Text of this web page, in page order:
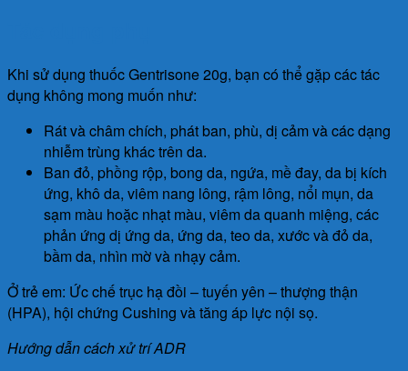
Khi sử dụng thuốc Gentrisone 20g, bạn có thể gặp các tác
dụng không mong muốn như:
Rát và châm chích, phát ban, phù, dị cảm và các dạng
nhiễm trùng khác trên da.
Ban đỏ, phồng rộp, bong da, ngứa, mề đay, da bị kích
ứng, khô da, viêm nang lông, rậm lông, nổi mụn, da
sạm màu hoặc nhạt màu, viêm da quanh miệng, các
phản ứng dị ứng da, ứng da, teo da, xước và đỏ da,
bầm da, nhìn mờ và nhạy cảm.
Ở trẻ em: Ức chế trục hạ đồi – tuyến yên – thượng thận
(HPA), hội chứng Cushing và tăng áp lực nội sọ.
Hướng dẫn cách xử trí ADR